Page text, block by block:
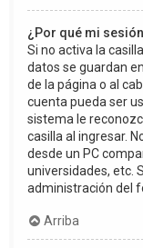
¿Por qué mi
Si no activa la casilla
datos se guardan
de la página o al
cuenta pueda ser
sistema le
casilla al ingresar.
desde un PC
universidades, etc.
administración del
Arriba